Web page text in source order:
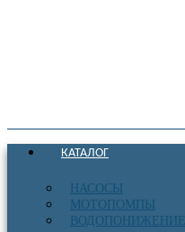
КАТАЛОГ
НАСОСЫ
МОТОПОМПЫ
ВОДОПОНИЖЕНИЕ